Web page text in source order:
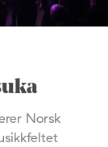
Norsk